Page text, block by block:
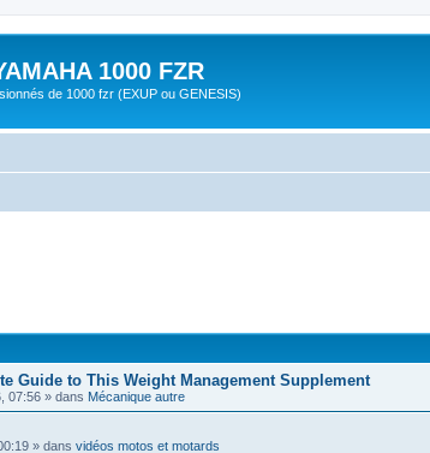
1000 FZR
de 1000 fzr (EXUP ou GENESIS)
Guide to This Weight Management Supplement
07:56 » dans Mécanique autre
» dans vidéos motos et motards